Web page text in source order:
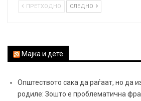
ПРЕТХОДНО СЛЕДНО
Мајка и дете
Општеството сака да раѓаат, но да
родиле: Зошто е проблематична